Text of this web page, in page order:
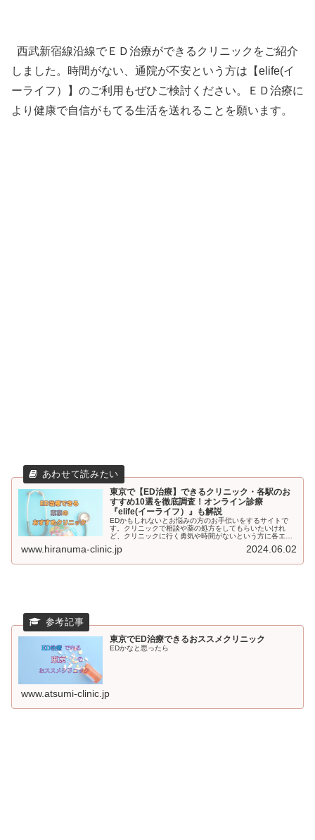
西武新宿線沿線でＥＤ治療ができるクリニックをご紹介
しました。時間がない、通院が不安という方は【elife(イ
ーライフ）】のご利用もぜひご検討ください。ＥＤ治療に
より健康で自信がもてる生活を送れることを願います。
東京で【ED治療】できるクリニック・各駅のお
すすめ10選を徹底調査！オンライン診療
『elife(イーライフ）』も解説
EDかもしれないとお悩みの方のお手伝いをするサイトで
す。クリニックで相談や薬の処方をしてもらいたいけれ
ど、クリニックに行く勇気や時間がないという方に各エリ
ある方はオンラインクリニックもおススメしています。
www.hiranuma-clinic.jp 2024.06.02
東京でED治療できるおススメクリニック
EDかなと思ったら
www.atsumi-clinic.jp